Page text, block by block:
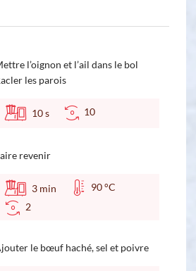
l’oignon et l’ail dans le bol
les parois
10s 10
revenir
3 min
90 °C
2
le bœuf haché, sel et poivre